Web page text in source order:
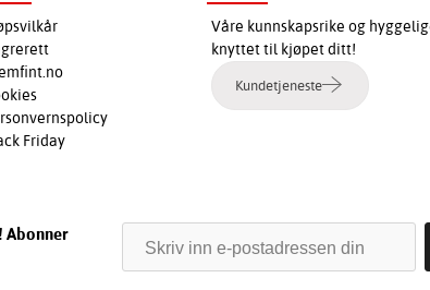
Friday
Våre kunnskapsrike og
knyttet til kjøpet ditt!
Kundetjeneste
Abonner